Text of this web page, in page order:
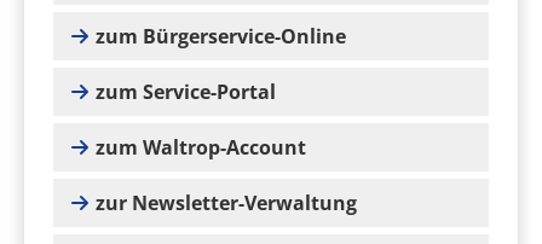
zum Bürgerservice-Online
zum Service-Portal
zum Waltrop-Account
zur Newsletter-Verwaltung